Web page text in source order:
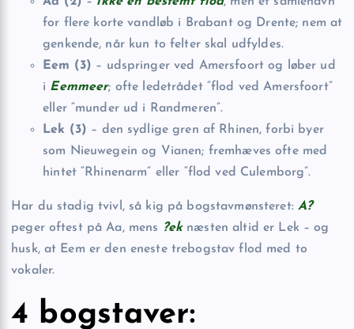
for flere korte vandløb i Brabant og Drente; nem at
genkende, når kun to felter skal udfyldes.
Eem (3) – udspringer ved Amersfoort og løber ud
i Eemmeer; ofte ledetrådet “flod ved Amersfoort”
eller “munder ud i Randmeren”.
Lek (3) – den sydlige gren af Rhinen, forbi byer
som Nieuwegein og Vianen; fremhæves ofte med
hintet “Rhinenarm” eller “flod ved Culemborg”.
Har du stadig tvivl, så kig på bogstavmønsteret: A?
peger oftest på Aa, mens ?eknæsten altid er Lek – og
husk, at Eem er den eneste trebogstav flod med to
vokaler.
4 bogstaver: